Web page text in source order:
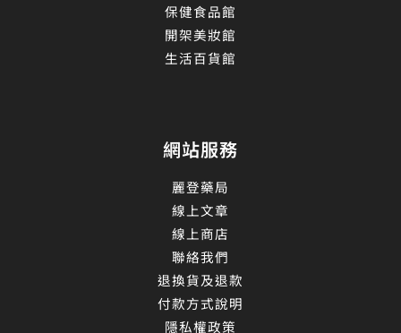
保健食品館
開架美妝館
生活百貨館
網站服務
麗登藥局
線上文章
線上商店
聯絡我們
退換貨及退款
付款方式說明
隱私權政策